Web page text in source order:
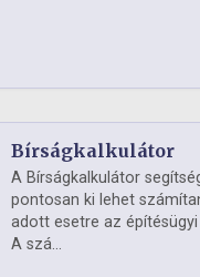
Bírságkalkulátor
A Bírságkalkulátor
pontosan ki lehet
adott esetre az
A szá...